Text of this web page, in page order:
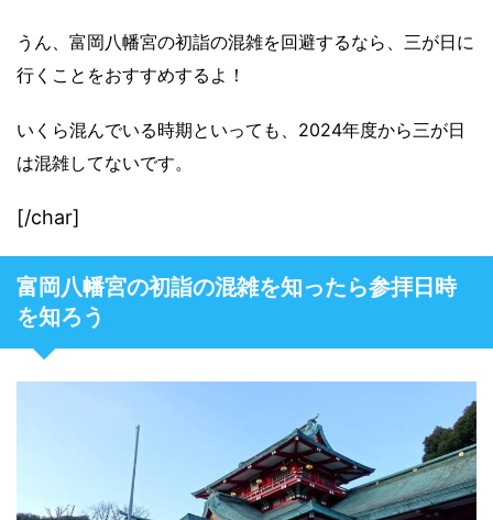
うん、富岡八幡宮の初詣の混雑を回避するなら、三が日に
行くことをおすすめするよ！
いくら混んでいる時期といっても、2024年度から三が日
は混雑してないです。
[/char]
富岡八幡宮の初詣の混雑を知ったら参拝日時
を知ろう